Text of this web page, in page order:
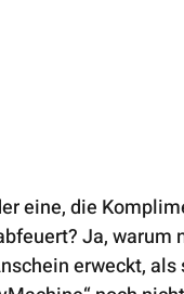
eine, die
Ja, warum
erweckt,